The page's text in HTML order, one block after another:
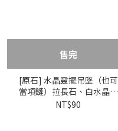
售完
[原石] 水晶靈擺吊墜（也可
當項鏈）拉長石、白水晶、
東菱玉、虎眼石
NT$90